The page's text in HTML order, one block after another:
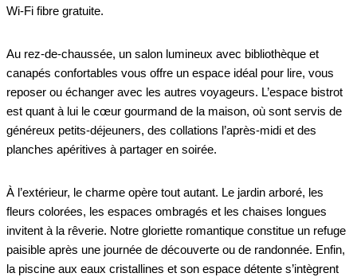
Wi-Fi fibre gratuite.
Au rez-de-chaussée, un salon lumineux avec bibliothèque et
canapés confortables vous offre un espace idéal pour lire, vous
reposer ou échanger avec les autres voyageurs. L’espace bistrot
est quant à lui le cœur gourmand de la maison, où sont servis de
généreux petits-déjeuners, des collations l’après-midi et des
planches apéritives à partager en soirée.
À l’extérieur, le charme opère tout autant. Le jardin arboré, les
fleurs colorées, les espaces ombragés et les chaises longues
invitent à la rêverie. Notre gloriette romantique constitue un refuge
paisible après une journée de découverte ou de randonnée. Enfin,
la piscine aux eaux cristallines et son espace détente s’intègrent